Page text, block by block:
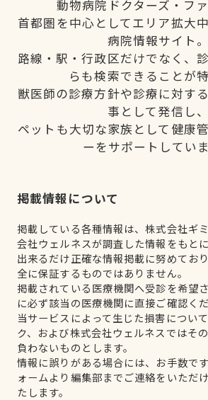
動物病院ドクターズ・ファ
首都圏を中心としてエリア拡大
病院情報サイト。
路線・駅・行政区だけでなく、
らも検索できることが特
獣医師の診療方針や診療に対す
事として発信し、
ペットも大切な家族として健康
ーをサポートしていま
掲載情報について
掲載している各種情報は、株式会社ギ
会社ウェルネスが調査した情報をもとに
出来るだけ正確な情報掲載に努めてお
全に保証するものではありません。
掲載されている医療機関へ受診を希望
に必ず該当の医療機関に直接ご確認くだ
当サービスによって生じた損害につい
ク、および株式会社ウェルネスではそ
負わないものとします。
情報に誤りがある場合には、お手数で
ォームより編集部までご連絡をいただ
たします。